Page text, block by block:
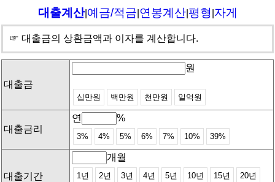
대출계산| 예금/적금 연봉계산| 평형 자게
☞ 대출금의 상환금액과 이자를 계산합니다.
대출금
원
십만원 백만원 천만원 일억원
대출금리
연 %
3% 4% 5% 6% 7% 10% 39%
대출기간
개월
1년 2년 3년 4년 5년 10년 15년
20년